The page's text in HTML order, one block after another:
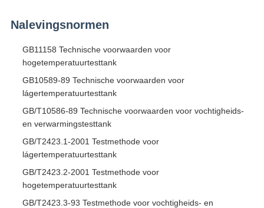
Nalevingsnormen
GB11158 Technische voorwaarden voor
hogetemperatuurtesttank
GB10589-89 Technische voorwaarden voor
lágertemperatuurtesttank
GB/T10586-89 Technische voorwaarden voor vochtigheids-
en verwarmingstesttank
GB/T2423.1-2001 Testmethode voor
lágertemperatuurtesttank
GB/T2423.2-2001 Testmethode voor
hogetemperatuurtesttank
GB/T2423.3-93 Testmethode voor vochtigheids- en